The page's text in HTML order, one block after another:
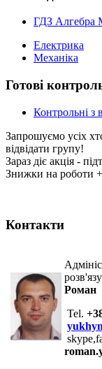
ГДЗ Алгебра
Електрика
Механіка
Готові
Контрольні з
Запрошуємо усіх
відвідати групу!
Зараз діє акція -
Знижки на роботи +
Контакти
Роман
Tel.